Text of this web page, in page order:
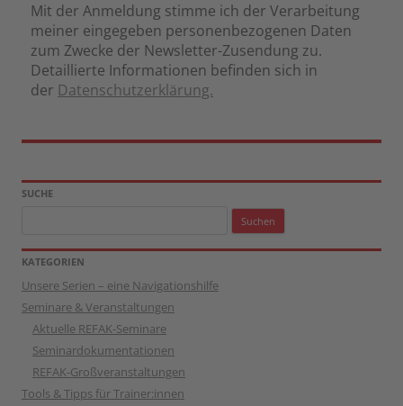
Mit der Anmeldung stimme ich der Verarbeitung
meiner eingegeben personenbezogenen Daten
zum Zwecke der Newsletter-Zusendung zu.
Detaillierte Informationen befinden sich in
der Datenschutzerklärung.
SUCHE
KATEGORIEN
Unsere Serien – eine Navigationshilfe
Seminare & Veranstaltungen
Aktuelle REFAK-Seminare
Seminardokumentationen
REFAK-Großveranstaltungen
Tools & Tipps für Trainer:innen